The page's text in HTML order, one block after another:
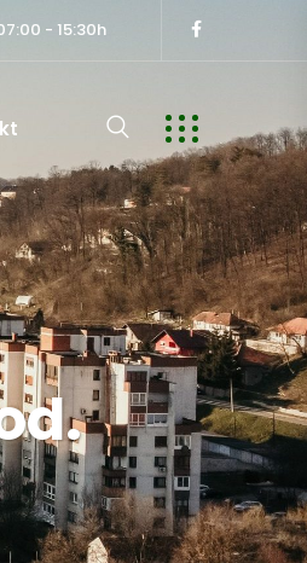
- 15:30h